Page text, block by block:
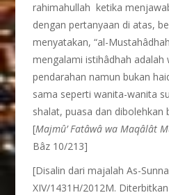
rahimahullah ketika
dengan pertanyaan di atas,
menyatakan, “al-
mengalami istihâdhah
pendarahan namun bukan
sama seperti wanita-wanita
shalat, puasa dan dibolehkan
[Majmû’ Fatâwâ wa Maqâlât
Bâz 10/213]
[Disalin dari majalah As-
XIV/1431H/2012M.